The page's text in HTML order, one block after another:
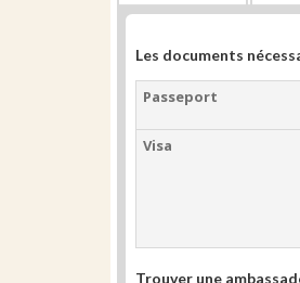
Les documents
Passeport
Visa
Trouver une